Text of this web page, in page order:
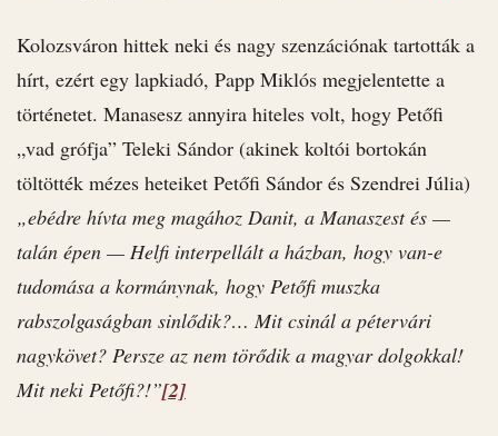
Kolozsváron hittek neki és nagy szenzációnak tartották a
hírt, ezért egy lapkiadó, Papp Miklós megjelentette a
történetet. Manasesz annyira hiteles volt, hogy Petőfi
„vad grófja” Teleki Sándor (akinek koltói bortokán
töltötték mézes heteiket Petőfi Sándor és Szendrei Júlia)
„ebédre hívta meg magához Danit, a Manaszest és —
talán épen — Helfi interpellált a házban, hogy van-e
tudomása a kormánynak, hogy Petőfi muszka
rabszolgaságban sinlődik?… Mit csinál a pétervári
nagykövet? Persze az nem törődik a magyar dolgokkal!
Mit neki Petőfi?!”[2]